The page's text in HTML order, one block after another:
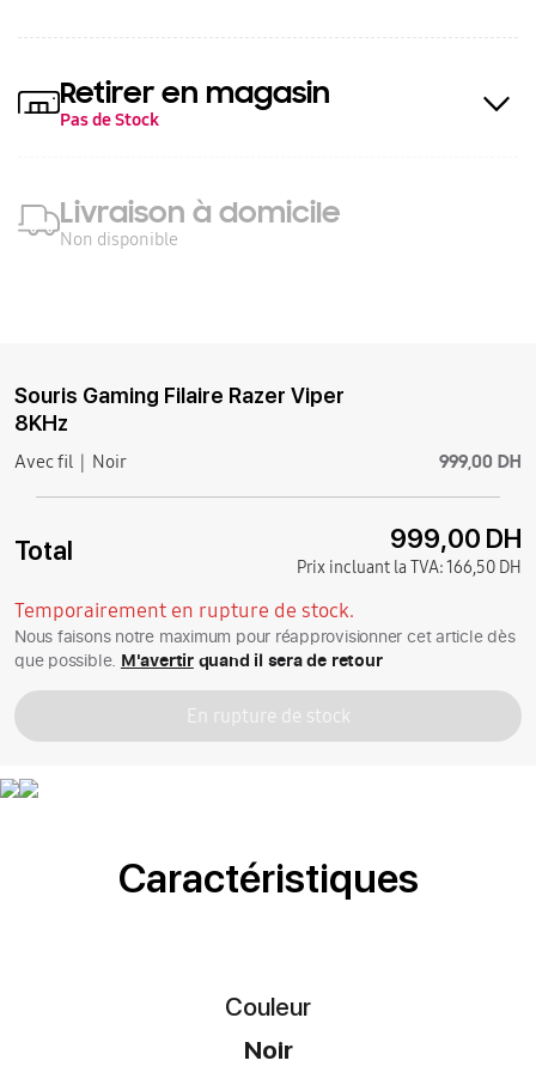
Retirer en magasin
Pas de Stock
Livraison à domicile
Non disponible
Souris Gaming Filaire Razer Viper
8KHz
Avec fil Noir 999,00 DH
Total 999,00 DH
Prix incluant la TVA:166,50 DH
Temporairement en rupture de stock.
Nous faisons notre maximum pour réapprovisionner cet article dès
que possible. M'avertirquand il sera de retour
En rupture de stock
Caractéristiques
Couleur
Noir